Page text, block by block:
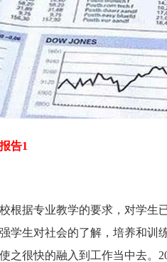
告1
据专业教学的要求，对学生
学生对社会的了解，培养和训
之很快的融入到工作当中去